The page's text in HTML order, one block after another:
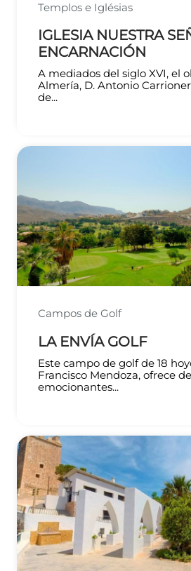
Templos e Iglésias
IGLESIA NUESTRA
ENCARNACIÓN
A mediados del siglo XVI, el
Almería, D. Antonio
de...
Campos de Golf
LA ENVÍA GOLF
Este campo de golf de 18
Francisco Mendoza, ofrece
emocionantes...